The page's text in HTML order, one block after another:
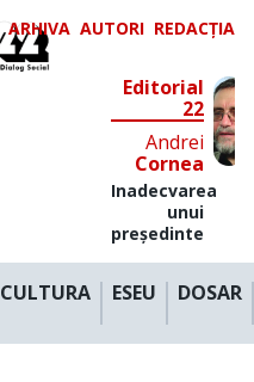
ARHIVA AUTORI REDACȚIA
Editorial
22
Andrei
Cornea
Inadecvarea
unui
președinte
CULTURA ESEU DOSAR